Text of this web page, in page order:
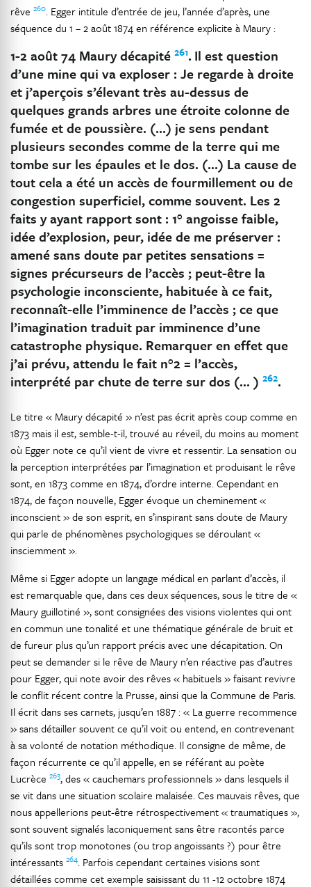
rêve 260. Egger intitule d’entrée de jeu, l’année d’après, une
séquence du 1 – 2 août 1874 en référence explicite à Maury :
1-2 août 74 Maury décapité 261. Il est question
d’une mine qui va exploser : Je regarde à droite
et j’aperçois s’élevant très au-dessus de
quelques grands arbres une étroite colonne de
fumée et de poussière. (…) je sens pendant
plusieurs secondes comme de la terre qui me
tombe sur les épaules et le dos. (…) La cause de
tout cela a été un accès de fourmillement ou de
congestion superficiel, comme souvent. Les 2
faits y ayant rapport sont : 1° angoisse faible,
idée d’explosion, peur, idée de me préserver :
amené sans doute par petites sensations =
signes précurseurs de l’accès ; peut-être la
psychologie inconsciente, habituée à ce fait,
reconnaît-elle l’imminence de l’accès ; ce que
l’imagination traduit par imminence d’une
catastrophe physique. Remarquer en effet que
j’ai prévu, attendu le fait n°2 = l’accès,
interprété par chute de terre sur dos (… ) 262.
Le titre « Maury décapité » n’est pas écrit après coup comme en
1873 mais il est, semble-t-il, trouvé au réveil, du moins au moment
où Egger note ce qu’il vient de vivre et ressentir. La sensation ou
la perception interprétées par l’imagination et produisant le rêve
sont, en 1873 comme en 1874, d’ordre interne. Cependant en
1874, de façon nouvelle, Egger évoque un cheminement «
inconscient » de son esprit, en s’inspirant sans doute de Maury
qui parle de phénomènes psychologiques se déroulant «
insciemment ».
Même si Egger adopte un langage médical en parlant d’accès, il
est remarquable que, dans ces deux séquences, sous le titre de «
Maury guillotiné », sont consignées des visions violentes qui ont
en commun une tonalité et une thématique générale de bruit et
de fureur plus qu’un rapport précis avec une décapitation. On
peut se demander si le rêve de Maury n’en réactive pas d’autres
pour Egger, qui note avoir des rêves « habituels » faisant revivre
le conflit récent contre la Prusse, ainsi que la Commune de Paris.
Il écrit dans ses carnets, jusqu’en 1887 : « La guerre recommence
» sans détailler souvent ce qu’il voit ou entend, en contrevenant
à sa volonté de notation méthodique. Il consigne de même, de
façon récurrente ce qu’il appelle, en se référant au poète
Lucrèce 263, des « cauchemars professionnels » dans lesquels il
se vit dans une situation scolaire malaisée. Ces mauvais rêves, que
nous appellerions peut-être rétrospectivement « traumatiques »,
sont souvent signalés laconiquement sans être racontés parce
qu’ils sont trop monotones (ou trop angoissants ?) pour être
intéressants 264. Parfois cependant certaines visions sont
détaillées comme cet exemple saisissant du 11 -12 octobre 1874